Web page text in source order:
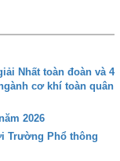
Nhất toàn đoàn và 4
cơ khí toàn quân
2026
Trường Phổ thông